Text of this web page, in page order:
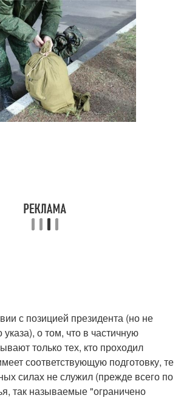
с позицией президента (но не
о том, что в частичную
только тех, кто проходил
соответствующую подготовку, те
силах не служил (прежде всего по
так называемые "ограничено